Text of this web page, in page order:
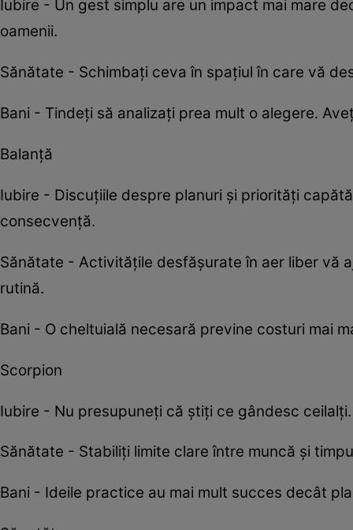
Iubire - Un gest simplu are un impact mai mare
oamenii.
Sănătate - Schimbați ceva în spațiul în care vă
Bani - Tindeți să analizați prea mult o alegere.
Balanță
Iubire - Discuțiile despre planuri și priorități
consecvență.
Sănătate - Activitățile desfășurate în aer liber vă
rutină.
Bani - O cheltuială necesară previne costuri mai
Scorpion
Iubire - Nu presupuneți că știți ce gândesc
Sănătate - Stabiliți limite clare între muncă și
Bani - Ideile practice au mai mult succes decât